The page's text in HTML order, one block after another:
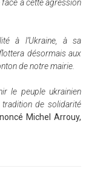
à cette agression
à l’Ukraine, à sa
désormais aux
de notre mairie.
le peuple ukrainien
de solidarité
Michel Arrouy,